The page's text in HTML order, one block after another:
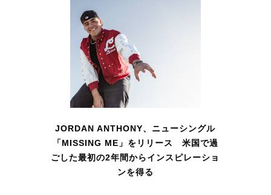
JORDAN ANTHONY、ニューシングル
「MISSING ME」をリリース 米国で過
ごした最初の2年間からインスピレーショ
ンを得る